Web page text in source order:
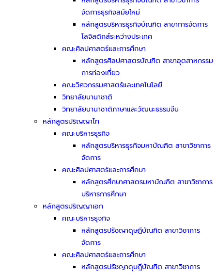
จัดการธุรกิจสมัยใหม่
หลักสูตรบริหารธุรกิจบัณฑิต สาขาการจัดการ
โลจิสติกส์ระหว่างประเทศ
คณะศิลปศาสตร์และการศึกษา
หลักสูตรศิลปศาสตรบัณฑิต สาขาอุตสาหกรรม
การท่องเที่ยว
คณะวิศวกรรมศาสตร์และเทคโนโลยี
วิทยาลัยนานาชาติ
วิทยาลัยนานาชาติภาษาและวัฒนะธรรมจีน
หลักสูตรปริญญาโท
คณะบริหารธุรกิจ
หลักสูตรบริหารธุรกิจมหาบัณฑิต สาขาวิชาการ
จัดการ
คณะศิลปศาสตร์และการศึกษา
หลักสูตรศึกษาศาสตรมหาบัณฑิต สาขาวิชาการ
บริหารการศึกษา
หลักสูตรปริญญาเอก
คณะบริหารธุจกิจ
หลักสูตรปรัชญาดุษฎีบัณฑิต สาขาวิชาการ
จัดการ
คณะศิลปศาสตร์และการศึกษา
หลักสูตรปรัชญาดุษฎีบัณฑิต สาขาวิชาการ